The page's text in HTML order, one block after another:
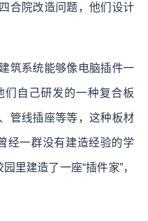
合院改造问题，他们设计
筑系统能够像电脑插件一
自己研发的一种复合板
管线插座等等，这种板材
经一群没有建造经验的学
里建造了一座“插件家”，